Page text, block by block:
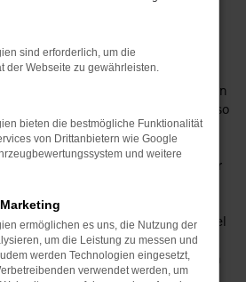
in Ihrem Volvo XC90 in Jena
lassen Sie uns gemeinsam daran
wir verfügen über eine Erfahrung von
und haben schon so
werden auch Sie staunen, wie
Jena zu haben ist und wie viele
existieren. Die Rede ist unter
Oder einem
Jahreswagen, einer
gehen uns nicht aus und unser Ziel
Dass der Volvo XC90 hierfür eines
Fahrzeuge ist, braucht hoffentlich
zu werden.
sind erforderlich, um die
der Webseite zu gewährleisten.
bieten die bestmögliche Funktionalität
von Drittanbietern wie Google
und weitere
ermöglichen es uns, die Nutzung der
um die Leistung zu messen und
werden Technologien eingesetzt,
verwendet werden, um